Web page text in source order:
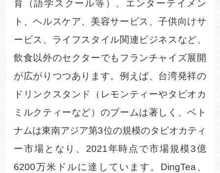
育（語学スクール等）、エンターテイメン
ト、ヘルスケア、美容サービス、子供向けサ
ービス、ライフスタイル関連ビジネスなど、
飲食以外のセクターでもフランチャイズ展開
が広がりつつあります。例えば、台湾発祥の
ドリンクスタンド（レモンティーやタピオカ
ミルクティーなど）のブームは著しく、ベト
ナムは東南アジア第3位の規模のタピオカティ
ー市場となり、 2021年時点で市場規模3億
6200万米ドルに達しています 。 DingTea、